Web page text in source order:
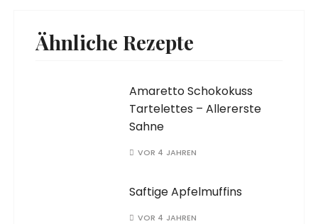
Ähnliche Rezepte
Amaretto Schokokuss
Tartelettes – Allererste
Sahne
VOR 4 JAHREN
Saftige Apfelmuffins
VOR 4 JAHREN